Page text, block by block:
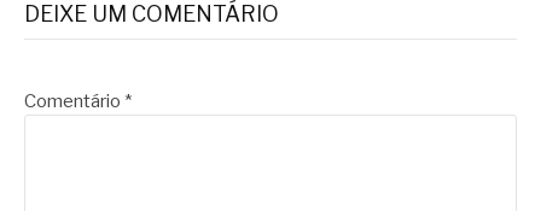
DEIXE UM COMENTÁRIO
Comentário *